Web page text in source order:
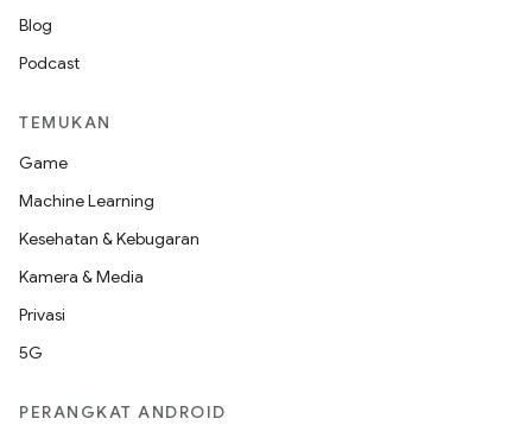
Blog
Podcast
TEMUKAN
Game
Machine Learning
Kesehatan & Kebugaran
Kamera & Media
Privasi
5G
PERANGKAT ANDROID